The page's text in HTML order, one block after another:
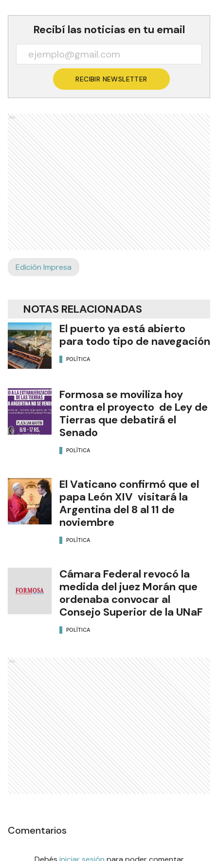
Recibí las noticias en tu email
RECIBIR NEWSLETTER
Ads
Edición Impresa
NOTAS RELACIONADAS
El puerto ya está abierto
para todo tipo de navegación
POLÍTICA
Formosa se moviliza hoy
contra el proyecto de Ley de
Tierras que debatirá el
Senado
POLÍTICA
El Vaticano confirmó que el
papa León XIV visitará la
Argentina del 8 al 11 de
noviembre
POLÍTICA
Cámara Federal revocó la
medida del juez Morán que
ordenaba convocar al
Consejo Superior de la UNaF
POLÍTICA
Ads
Comentarios